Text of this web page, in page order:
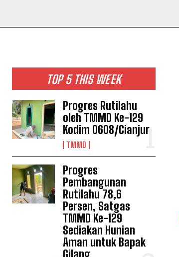
TOP 5 THIS WEEK
Progres Rutilahu
oleh TMMD Ke-129
Kodim 0608/Cianjur
TMMD
Progres
Pembangunan
Rutilahu 78,6
Persen, Satgas
TMMD Ke-129
Sediakan Hunian
Aman untuk Bapak
Gilang